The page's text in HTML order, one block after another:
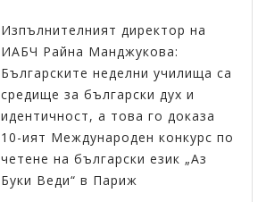
Изпълнителният директор на
ИАБЧ Райна Манджукова:
Българските неделни училища са
средище за български дух и
идентичност, а това го доказа
10-ият Международен конкурс по
четене на български език „Аз
Буки Веди“ в Париж